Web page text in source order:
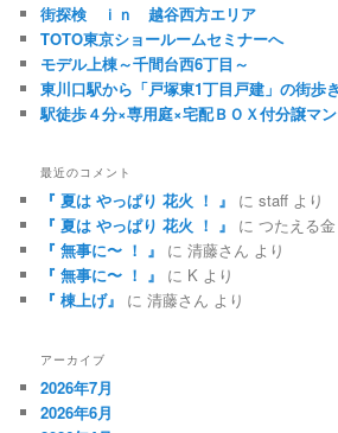
街探検 ｉｎ 越谷西方エリア
TOTO東京ショールームセミナーへ
モデル上棟～千間台西6丁目～
東川口駅から「戸塚東1丁目戸建」の街歩き
駅徒歩４分×専用庭×宅配ＢＯＸ付分譲マン
最近のコメント
『 夏は やっぱり 花火 ！ 』 にstaff より
『 夏は やっぱり 花火 ！ 』
につたえる金
『 無事に〜 ！ 』
に清藤さん より
『 無事に〜 ！ 』
に K より
『 棟上げ』
に清藤さん より
アーカイブ
2026年7月
2026年6月